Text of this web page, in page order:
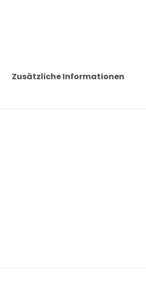
Zusätzliche Informationen